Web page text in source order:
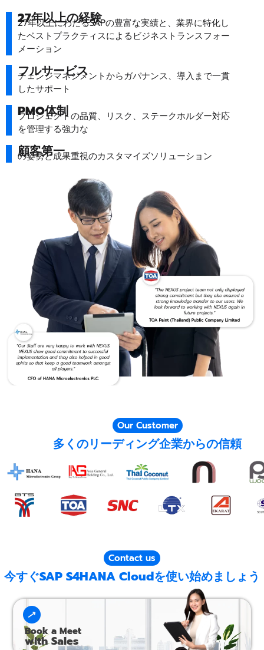
27年以上の経験
27年以上にわたるSAPの豊富な実績と、業界に特化し
たベストプラクティスによるビジネストランスフォー
メーション
フルサービス
チェンジマネジメントからガバナンス、導入まで一貫
したサポート
PMO体制
プロジェクトの品質、リスク、ステークホルダー対応
を管理する強力な
顧客第一
の姿勢と成果重視のカスタマイズソリューション
Our Customer
多くのリーディング企業からの信頼
Contact us
今すぐSAP S4HANA Cloudを使い始めましょう
Book a Meet
with Sales